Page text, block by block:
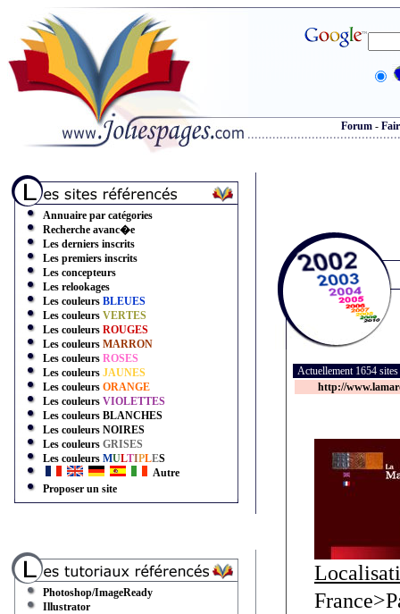
Forum -
Annuaire par catégories
Recherche avanc�e
Les derniers inscrits
Les premiers inscrits
Les concepteurs
Les relookages
Les couleurs BLEUES
Les couleurs VERTES
Les couleurs ROUGES
Les couleurs MARRON
Les couleurs ROSES
Les couleurs JAUNES
Les couleurs ORANGE
Les couleurs VIOLETTES
Les couleurs BLANCHES
Les couleurs NOIRES
Les couleurs GRISES
Les couleurs MULTIPLES
Autre
Proposer un site
Photoshop/ImageReady
Illustrator
Actuellement 1654
http://